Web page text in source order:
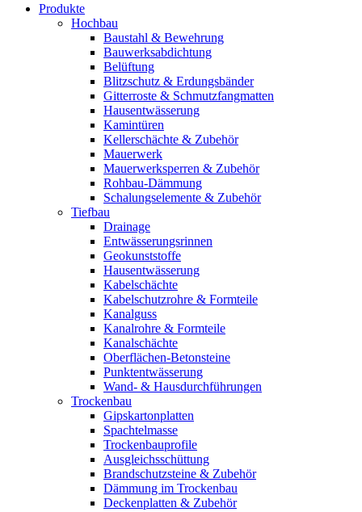
Produkte
Hochbau
Baustahl & Bewehrung
Bauwerksabdichtung
Belüftung
Blitzschutz & Erdungsbänder
Gitterroste & Schmutzfangmatten
Hausentwässerung
Kamintüren
Kellerschächte & Zubehör
Mauerwerk
Mauerwerksperren & Zubehör
Rohbau-Dämmung
Schalungselemente & Zubehör
Tiefbau
Drainage
Entwässerungsrinnen
Geokunststoffe
Hausentwässerung
Kabelschächte
Kabelschutzrohre & Formteile
Kanalguss
Kanalrohre & Formteile
Kanalschächte
Oberflächen-Betonsteine
Punktentwässerung
Wand- & Hausdurchführungen
Trockenbau
Gipskartonplatten
Spachtelmasse
Trockenbauprofile
Ausgleichsschüttung
Brandschutzsteine & Zubehör
Dämmung im Trockenbau
Deckenplatten & Zubehör